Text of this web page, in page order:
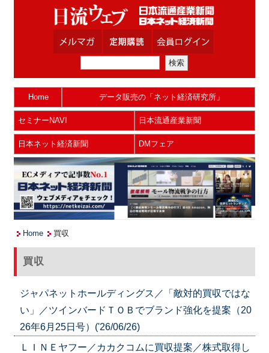
Home データ販売の「ネット経済研究所」
セミナーNAVI 日本流通産業新聞
日本ネット経済新聞 DMフェア
Home 買収
買収
ジャパネットホールディングス／「敵対的買収ではな
い」／ツインバードＴＯＢでブランド強化を提案（20
26年6月25日号）('26/06/26)
ＬＩＮＥヤフー／カカクコムに買収提案／株式取得し